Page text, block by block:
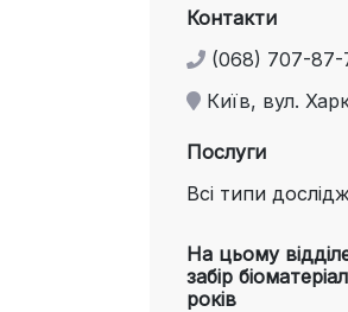
Контакти
(068) 707-87-
Київ, вул.
Послуги
Всі типи
На цьому
забір
років